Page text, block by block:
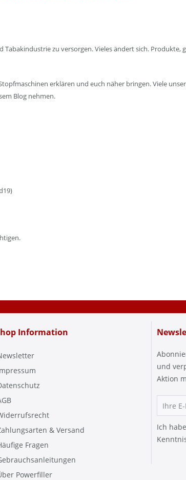
zu versorgen. Vieles ändert sich. Produkte,
erklären und euch näher bringen. Viele
Blog nehmen.
Information
& Versand
Fragen
Powerfiller
und
Aktion
Ich